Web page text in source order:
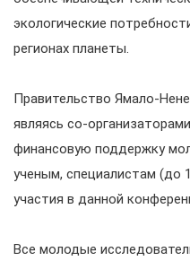
экологические
регионах планеты.
Правительство Ямало-
являясь со-
финансовую поддержку
ученым, специалистам (до
участия в данной
Все молодые